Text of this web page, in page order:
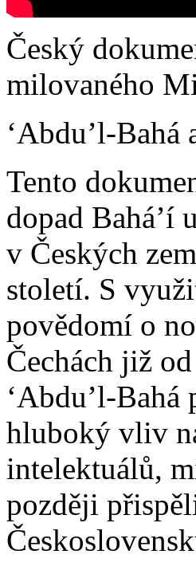
Český
milovaného
ʻAbdu’l-Bahá
Tento
dopad Bahá’í
v Českých
století. S
povědomí o
Čechách již
‘Abdu’l-
hluboký vliv
intelektuálů,
později